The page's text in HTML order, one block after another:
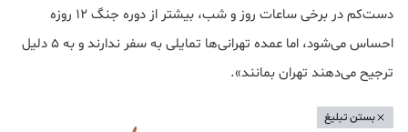
دست‌کم در برخی ساعات روز و شب، بیشتر از دوره جنگ ۱۲ روزه
احساس می‌شود، اما عمده تهرانی‌ها تمایلی به سفر ندارند و به ۵ دلیل
ترجیح می‌دهند تهران بمانند».
بستن تبلیغ